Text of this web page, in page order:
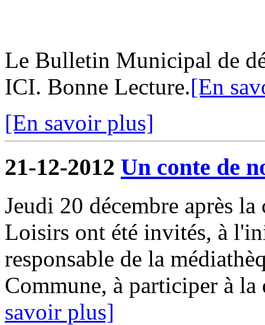
Le Bulletin Municipal de
ICI. Bonne Lecture.[En
[En savoir plus]
21-12-2012 Un conte de
Jeudi 20 décembre après
Loisirs ont été invités, à
responsable de la
Commune, à participer à
savoir plus]